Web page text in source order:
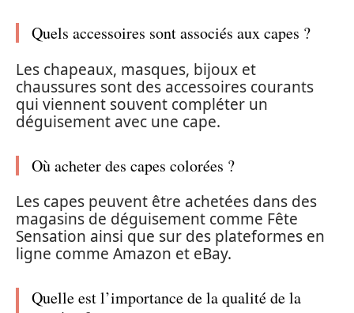
Quels accessoires sont associés aux capes ?
Les chapeaux, masques, bijoux et
chaussures sont des accessoires courants
qui viennent souvent compléter un
déguisement avec une cape.
Où acheter des capes colorées ?
Les capes peuvent être achetées dans des
magasins de déguisement comme Fête
Sensation ainsi que sur des plateformes en
ligne comme Amazon et eBay.
Quelle est l’importance de la qualité de la